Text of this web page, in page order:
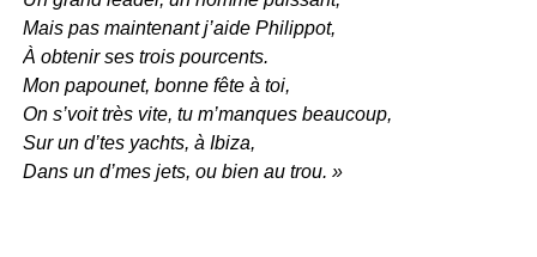
Mais pas maintenant j’aide Philippot,
À obtenir ses trois pourcents.
Mon papounet, bonne fête à toi,
On s’voit très vite, tu m’manques beaucoup,
Sur un d’tes yachts, à Ibiza,
Dans un d’mes jets, ou bien au trou. »